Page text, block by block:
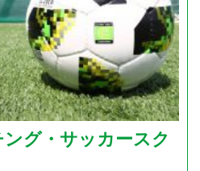
グ・サッカースク